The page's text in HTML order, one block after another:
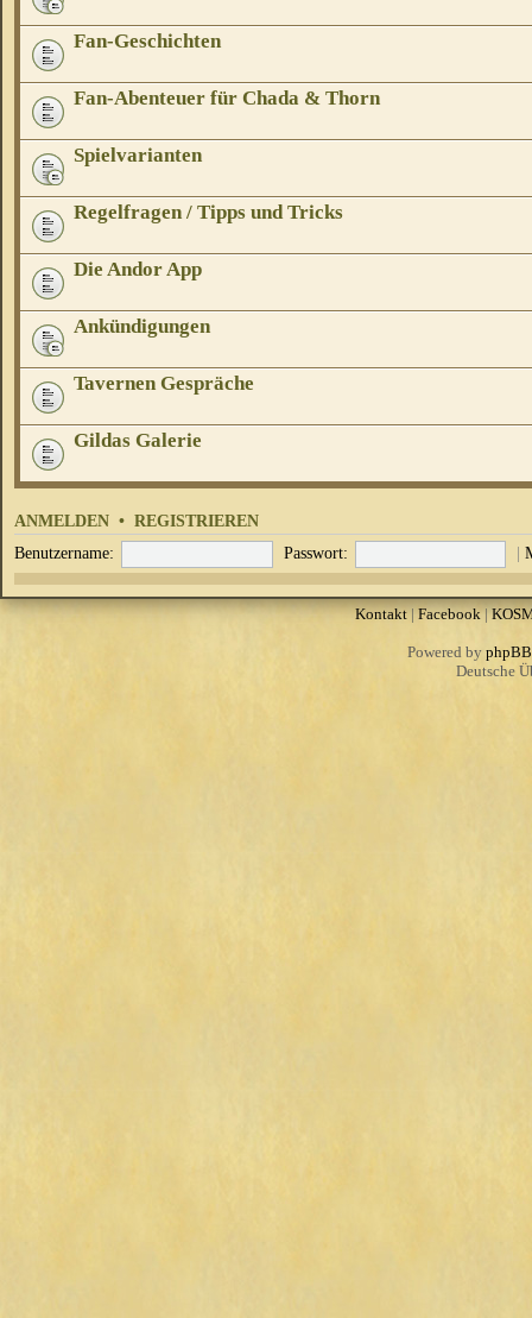
Fan-Geschichten
Fan-Abenteuer für Chada & Thorn
Spielvarianten
Regelfragen / Tipps und Tricks
Die Andor App
Ankündigungen
Tavernen Gespräche
Gildas Galerie
ANMELDEN • REGISTRIEREN
Benutzername: Passwort: |
Kontakt| Facebook|
Powered by phpBB
Deutsche